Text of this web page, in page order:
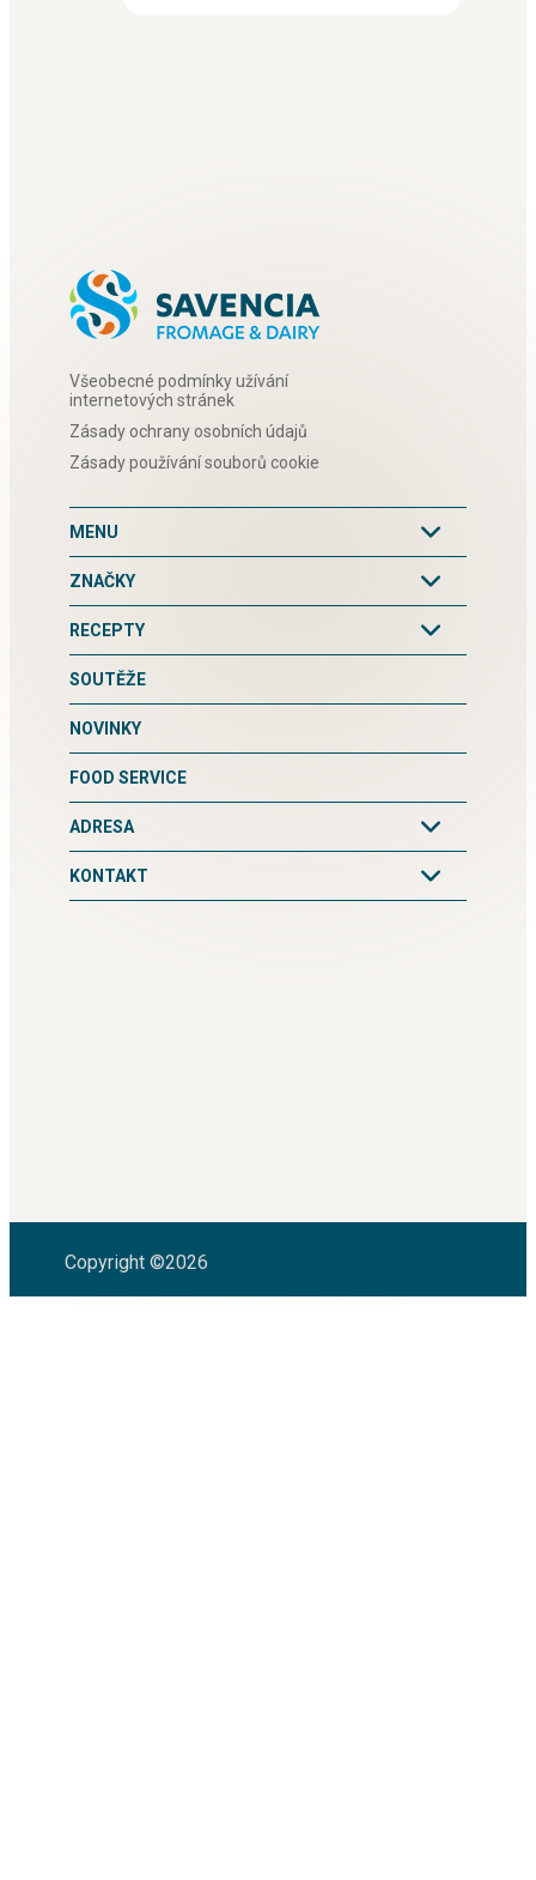
Všeobecné podmínky užívání
internetových stránek
Zásady ochrany osobních údajů
Zásady používání souborů cookie
MENU
ZNAČKY
RECEPTY
SOUTĚŽE
NOVINKY
FOOD SERVICE
ADRESA
KONTAKT
Copyright ©2026